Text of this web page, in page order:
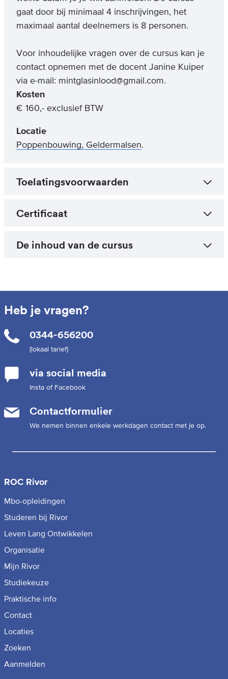
gaat door bij minimaal 4 inschrijvingen, het
maximaal aantal deelnemers is 8 personen.
Voor inhoudelijke vragen over de cursus kan je
contact opnemen met de docent Janine Kuiper
via e-mail: mintglasinlood@gmail.com.
Kosten
€ 160,- exclusief BTW
Locatie
Poppenbouwing, Geldermalsen.
Toelatingsvoorwaarden
Certificaat
De inhoud van de cursus
Heb je vragen?
0344-656200
(lokaal tarief)
via social media
Insta of Facebook
Contactformulier
We nemen binnen enkele werkdagen contact met je op.
ROC Rivor
Mbo-opleidingen
Studeren bij Rivor
Leven Lang Ontwikkelen
Organisatie
Mijn Rivor
Studiekeuze
Praktische info
Contact
Locaties
Zoeken
Aanmelden